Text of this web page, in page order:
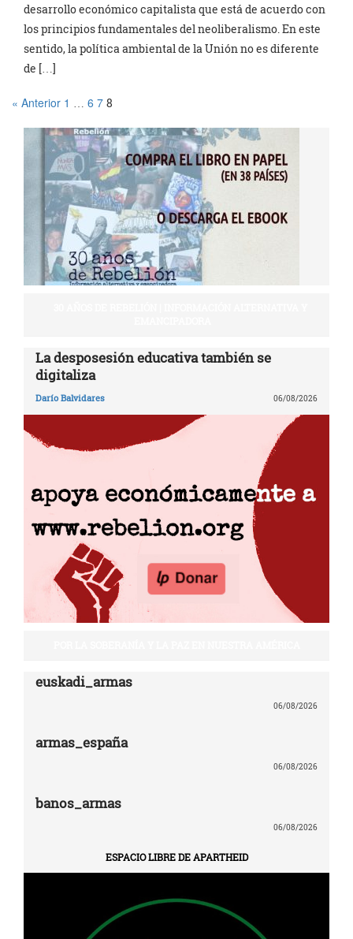
desarrollo económico capitalista que está de acuerdo con
los principios fundamentales del neoliberalismo. En este
sentido, la política ambiental de la Unión no es diferente
de […]
« Anterior 1 … 6 7 8
La desposesión educativa también se
digitaliza
Darío Balvidares 06/08/2026
euskadi_armas
06/08/2026
armas_españa
06/08/2026
banos_armas
06/08/2026
ESPACIO LIBRE DE APARTHEID